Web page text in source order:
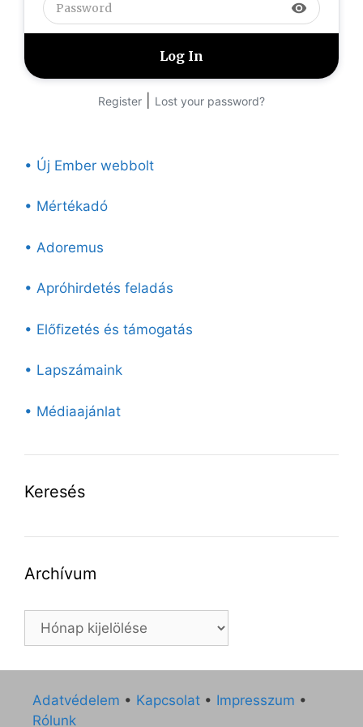
visibility
Register Lost your password?
• Új Ember webbolt
• Mértékadó
• Adoremus
• Apróhirdetés feladás
• Előfizetés és támogatás
• Lapszámaink
• Médiaajánlat
Keresés
Archívum
Archívum
Adatvédelem • Kapcsolat • Impresszum •
Rólunk